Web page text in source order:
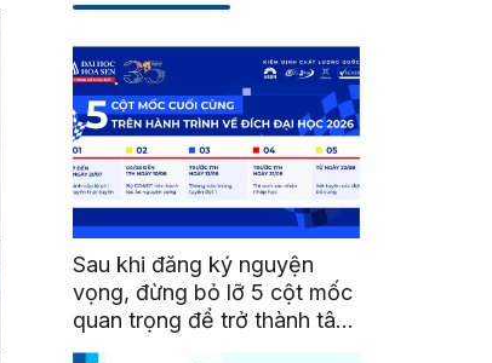
Sau khi đăng ký nguyện
vọng, đừng bỏ lỡ 5 cột mốc
quan trọng để trở thành tân
sinh viên HSU